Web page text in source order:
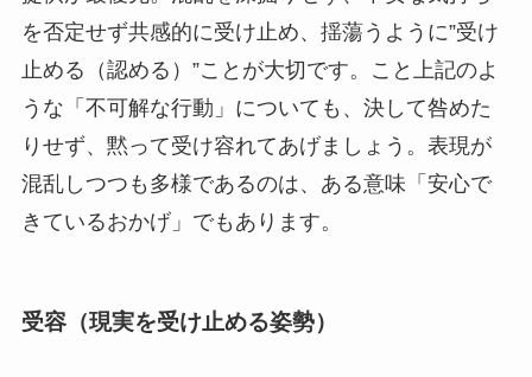
を否定せず共感的に受け止め、揺蕩うように”受け
止める（認める）”ことが大切です。こと上記のよ
うな「不可解な行動」についても、決して咎めた
りせず、黙って受け容れてあげましょう。表現が
混乱しつつも多様であるのは、ある意味「安心で
きているおかげ」でもあります。
受容（現実を受け止める姿勢）